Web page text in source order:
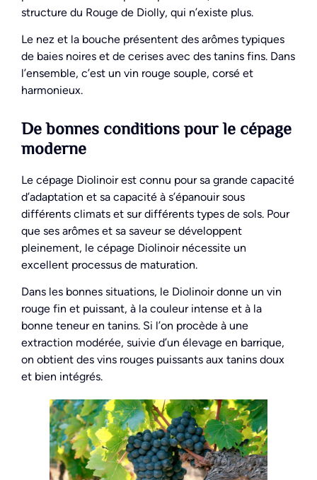
structure du Rouge de Diolly, qui n’existe plus.
Le nez et la bouche présentent des arômes typiques
de baies noires et de cerises avec des tanins fins. Dans
l’ensemble, c’est un vin rouge souple, corsé et
harmonieux.
De bonnes conditions pour le cépage
moderne
Le cépage Diolinoir est connu pour sa grande capacité
d’adaptation et sa capacité à s’épanouir sous
différents climats et sur différents types de sols. Pour
que ses arômes et sa saveur se développent
pleinement, le cépage Diolinoir nécessite un
excellent processus de maturation.
Dans les bonnes situations, le Diolinoir donne un vin
rouge fin et puissant, à la couleur intense et à la
bonne teneur en tanins. Si l’on procède à une
extraction modérée, suivie d’un élevage en barrique,
on obtient des vins rouges puissants aux tanins doux
et bien intégrés.